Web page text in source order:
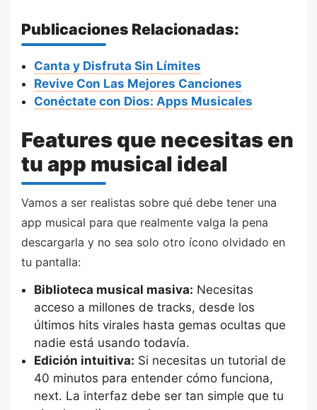
Publicaciones Relacionadas:
Canta y Disfruta Sin Límites
Revive Con Las Mejores Canciones
Conéctate con Dios: Apps Musicales
Features que necesitas en
tu app musical ideal
Vamos a ser realistas sobre qué debe tener una
app musical para que realmente valga la pena
descargarla y no sea solo otro ícono olvidado en
tu pantalla:
Biblioteca musical masiva: Necesitas
acceso a millones de tracks, desde los
últimos hits virales hasta gemas ocultas que
nadie está usando todavía.
Edición intuitiva: Si necesitas un tutorial de
40 minutos para entender cómo funciona,
next. La interfaz debe ser tan simple que tu